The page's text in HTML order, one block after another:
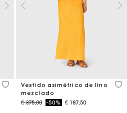
4,5 out of 5 Customer Rating
Vestido asimétrico de lino
mezclado
Price reduced from
€ 375,00to-50% € 187,50
3,2